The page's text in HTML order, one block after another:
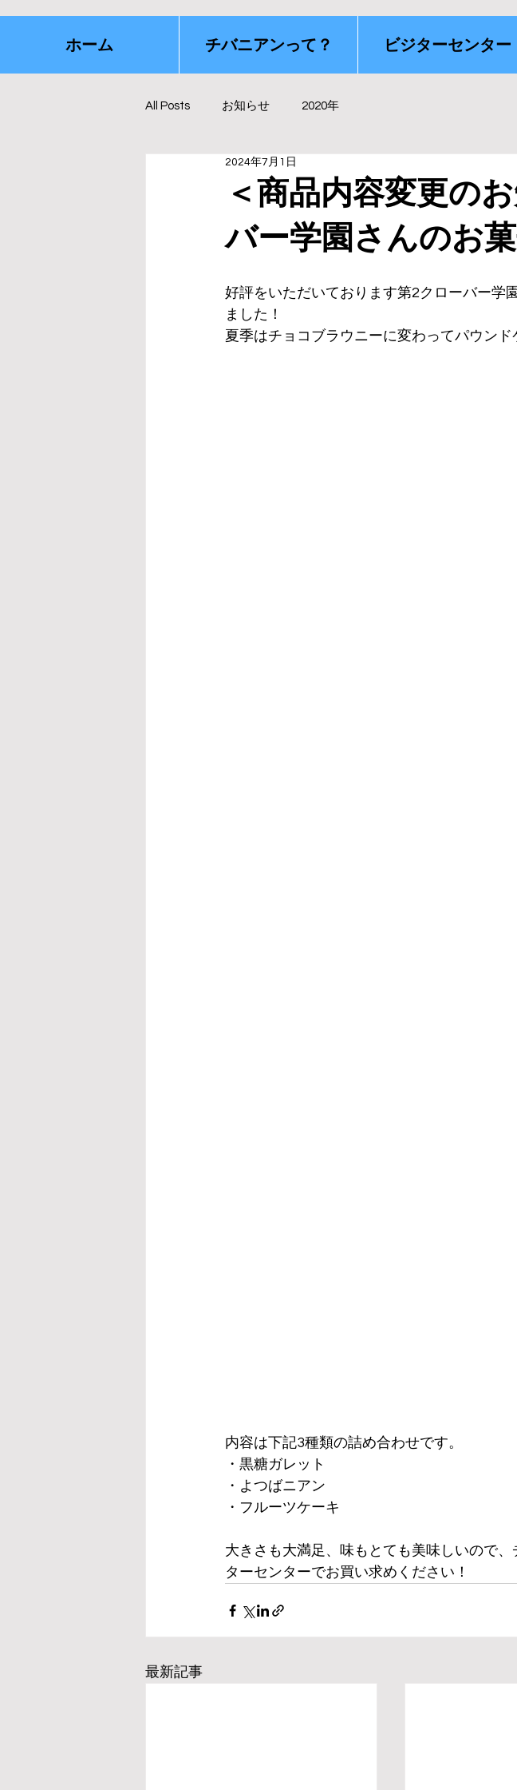
ホーム チバニアンって？ ビジターセンター
All Posts お知らせ 2020年
＜商品内容変更の
バー学園さんのお
2024年7月1日
好評をいただいております第2クローバー学
ました！
夏季はチョコブラウニーに変わってパウンド
内容は下記3種類の詰め合わせです。
・黒糖ガレット
・よつばニアン
・フルーツケーキ
大きさも大満足、味もとても美味しいので
ターセンターでお買い求めください！
最新記事